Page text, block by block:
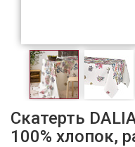
Скатерть
100% хлопок,